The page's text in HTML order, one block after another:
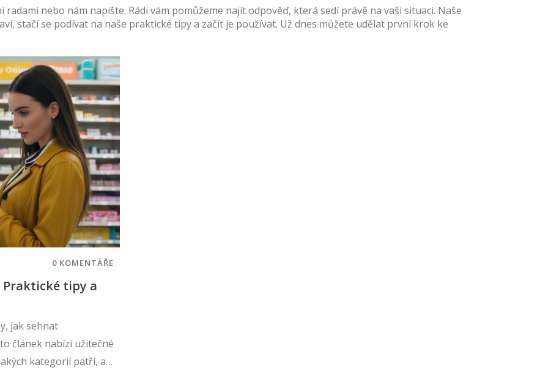
nebo nám napište. Rádi vám pomůžeme najít odpověď, která sedí právě na vaši situaci. Naše
stačí se podívat na naše praktické tipy a začít je používat. Už dnes můžete udělat první krok ke
0 KOMENTÁŘE
tipy a
jak sehnat
článek nabízí užitečné
kategorií patří, a